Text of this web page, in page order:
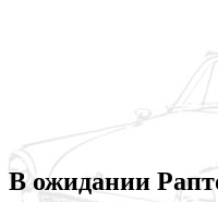
В ожидании